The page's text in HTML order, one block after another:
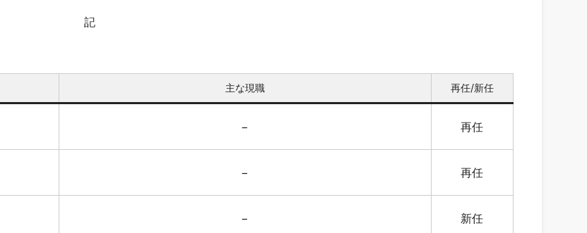
記
主な現職 再任/新任
− 再任
− 再任
− 新任